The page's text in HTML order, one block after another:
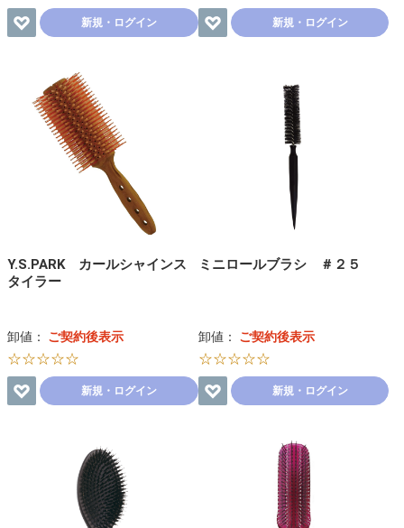
新規・ログイン 新規・ログイン
Y.S.PARK カールシャインス
タイラー
卸値： ご契約後表示
☆☆☆☆☆
新規・ログイン
ミニロールブラシ ＃２５
卸値： ご契約後表示
☆☆☆☆☆
新規・ログイン